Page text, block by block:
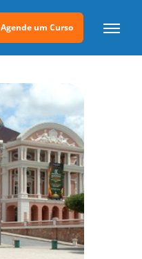
Agende um Curso